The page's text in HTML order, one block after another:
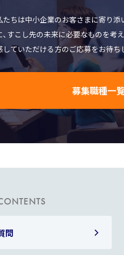
たちは中小企業のお客さまに寄り添
、すこし先の未来に必要なものを考
していただける方のご応募をお待ち
募集職種一
問